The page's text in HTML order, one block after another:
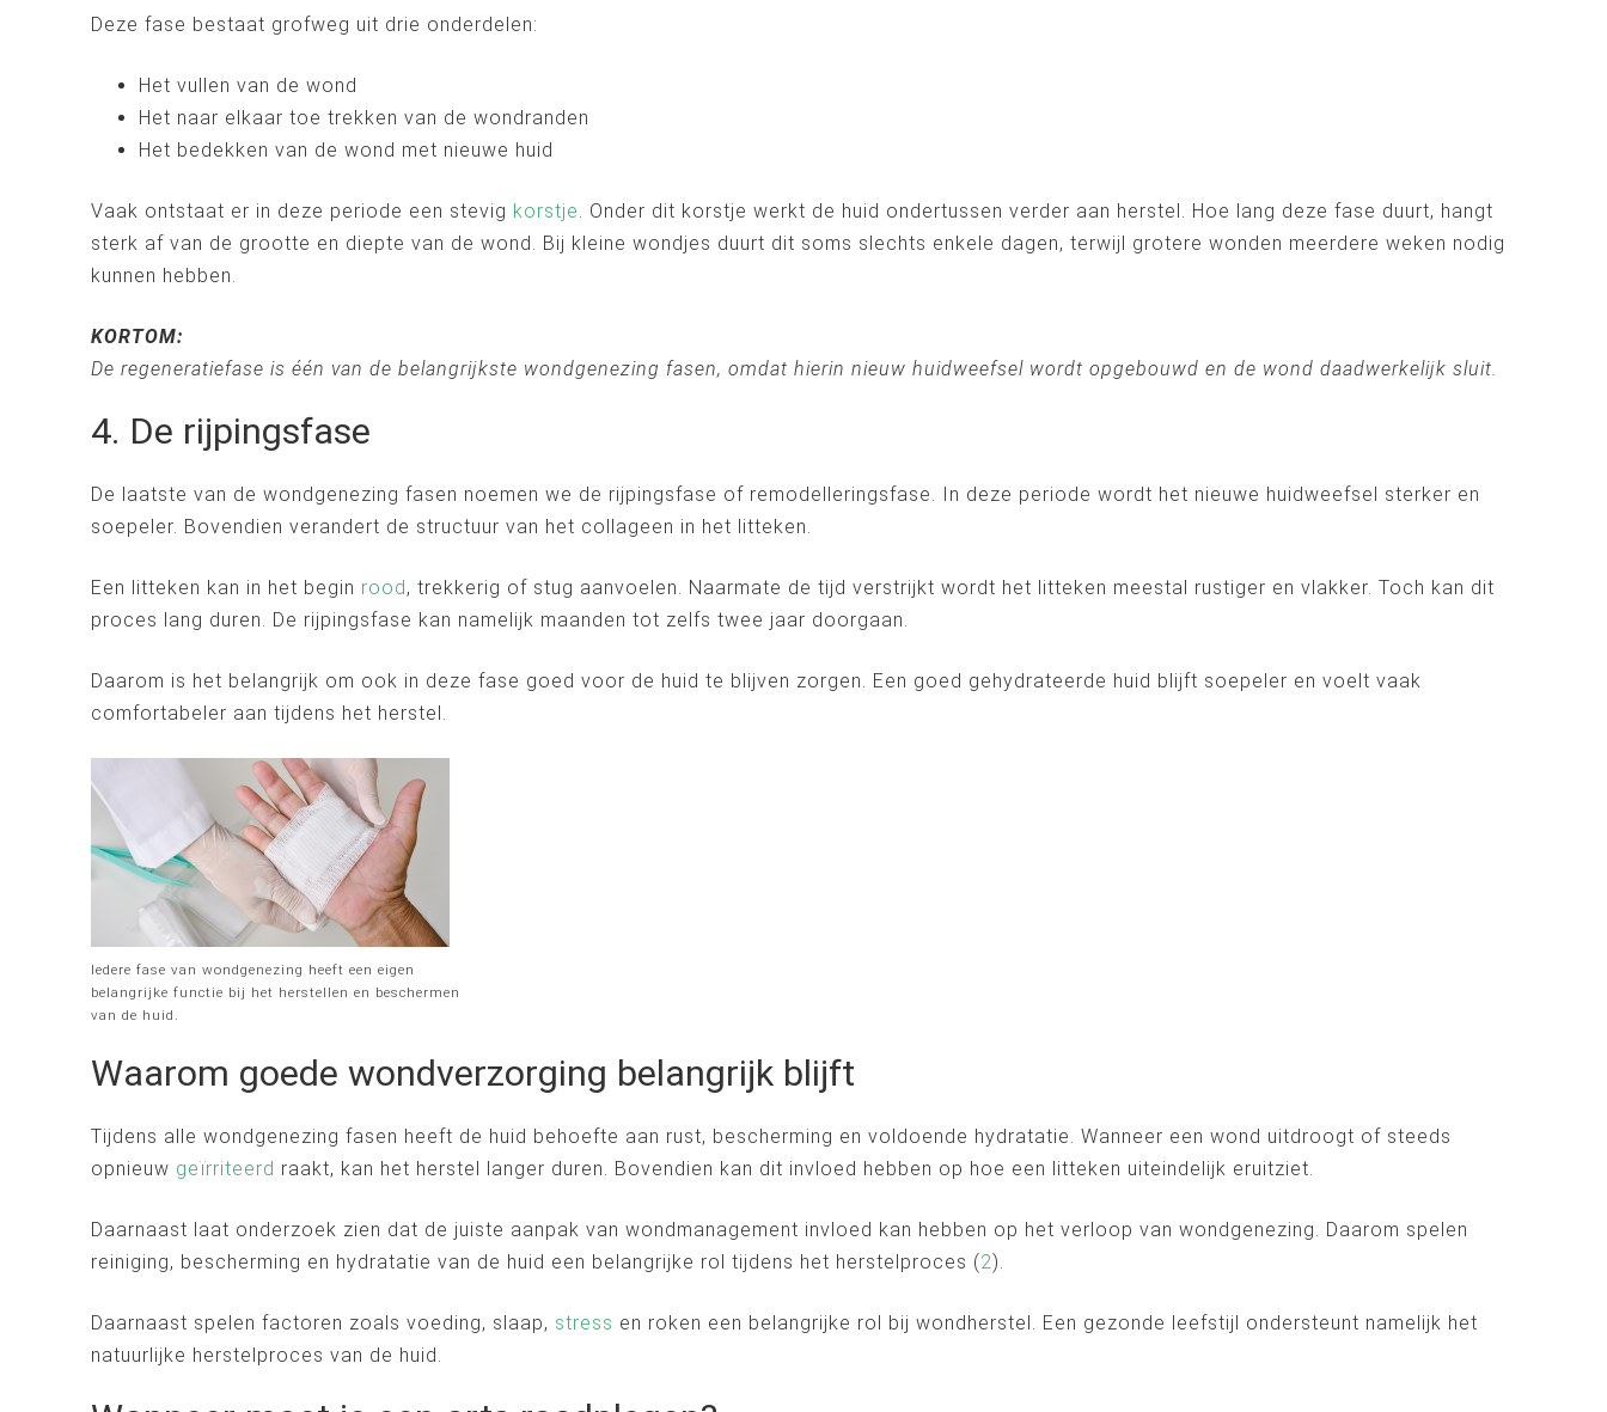
Deze fase bestaat grofweg uit drie onderdelen:
Het vullen van de wond
Het naar elkaar toe trekken van de wondranden
Het bedekken van de wond met nieuwe huid
Vaak ontstaat er in deze periode een stevig korstje. Onder dit korstje werkt de huid ondertussen verder aan herstel. Hoe lang deze fase duurt, hangt
sterk af van de grootte en diepte van de wond. Bij kleine wondjes duurt dit soms slechts enkele dagen, terwijl grotere wonden meerdere weken nodig
kunnen hebben.
KORTOM:
De regeneratiefase is één van de belangrijkste wondgenezing fasen, omdat hierin nieuw huidweefsel wordt opgebouwd en de wond daadwerkelijk sluit.
4. De rijpingsfase
De laatste van de wondgenezing fasen noemen we de rijpingsfase of remodelleringsfase. In deze periode wordt het nieuwe huidweefsel sterker en
soepeler. Bovendien verandert de structuur van het collageen in het litteken.
Een litteken kan in het begin rood , trekkerig of stug aanvoelen. Naarmate de tijd verstrijkt wordt het litteken meestal rustiger en vlakker. Toch kan dit
proces lang duren. De rijpingsfase kan namelijk maanden tot zelfs twee jaar doorgaan.
Daarom is het belangrijk om ook in deze fase goed voor de huid te blijven zorgen. Een goed gehydrateerde huid blijft soepeler en voelt vaak
comfortabeler aan tijdens het herstel.
Iedere fase van wondgenezing heeft een eigen
belangrijke functie bij het herstellen en beschermen
van de huid.
Waarom goede wondverzorging belangrijk blijft
Tijdens alle wondgenezing fasen heeft de huid behoefte aan rust, bescherming en voldoende hydratatie. Wanneer een wond uitdroogt of steeds
opnieuw geïrriteerd raakt, kan het herstel langer duren. Bovendien kan dit invloed hebben op hoe een litteken uiteindelijk eruitziet.
Daarnaast laat onderzoek zien dat de juiste aanpak van wondmanagement invloed kan hebben op het verloop van wondgenezing. Daarom spelen
reiniging, bescherming en hydratatie van de huid een belangrijke rol tijdens het herstelproces (2).
Daarnaast spelen factoren zoals voeding, slaap, stress en roken een belangrijke rol bij wondherstel. Een gezonde leefstijl ondersteunt namelijk het
natuurlijke herstelproces van de huid.